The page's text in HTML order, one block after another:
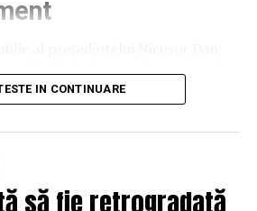
Fitch ilustrează o strategie
naționale. Deși raportul
a ales o abordare
adauge tensiune peste o situație
IN CONTINUARE
să fie retrogradată